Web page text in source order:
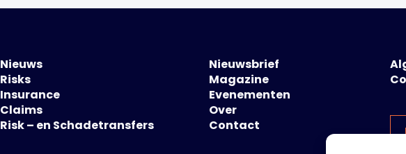
Nieuws
Risks
Insurance
Claims
Risk – en Schadetransfers
Nieuwsbrief
Magazine
Evenementen
Over
Contact